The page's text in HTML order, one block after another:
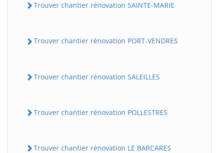
Trouver chantier rénovation SAINTE-MARIE
Trouver chantier rénovation PORT-VENDRES
Trouver chantier rénovation SALEILLES
Trouver chantier rénovation POLLESTRES
Trouver chantier rénovation LE BARCARES